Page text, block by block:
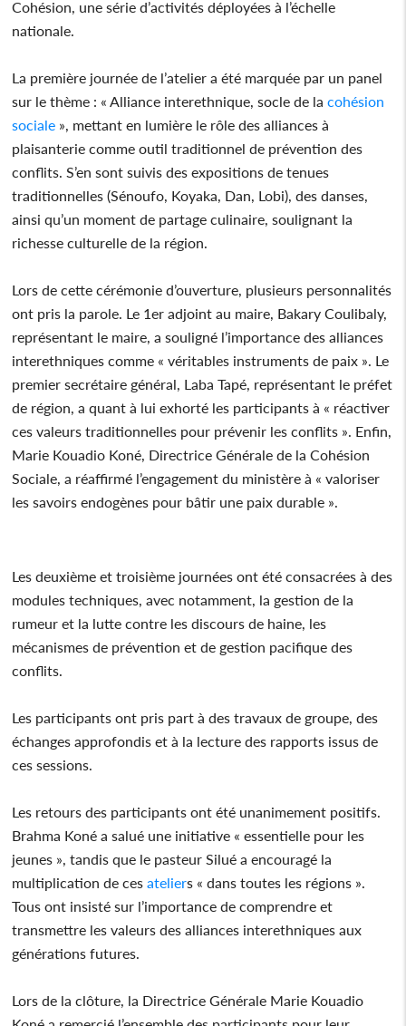
Cohésion, une série d’activités déployées à l’échelle
nationale.
La première journée de l’atelier a été marquée par un panel
sur le thème : « Alliance interethnique, socle de la cohésion
sociale », mettant en lumière le rôle des alliances à
plaisanterie comme outil traditionnel de prévention des
conflits. S’en sont suivis des expositions de tenues
traditionnelles (Sénoufo, Koyaka, Dan, Lobi), des danses,
ainsi qu’un moment de partage culinaire, soulignant la
richesse culturelle de la région.
Lors de cette cérémonie d’ouverture, plusieurs personnalités
ont pris la parole. Le 1er adjoint au maire, Bakary Coulibaly,
représentant le maire, a souligné l’importance des alliances
interethniques comme « véritables instruments de paix ». Le
premier secrétaire général, Laba Tapé, représentant le préfet
de région, a quant à lui exhorté les participants à « réactiver
ces valeurs traditionnelles pour prévenir les conflits ». Enfin,
Marie Kouadio Koné, Directrice Générale de la Cohésion
Sociale, a réaffirmé l’engagement du ministère à « valoriser
les savoirs endogènes pour bâtir une paix durable ».
Les deuxième et troisième journées ont été consacrées à des
modules techniques, avec notamment, la gestion de la
rumeur et la lutte contre les discours de haine, les
mécanismes de prévention et de gestion pacifique des
conflits.
Les participants ont pris part à des travaux de groupe, des
échanges approfondis et à la lecture des rapports issus de
ces sessions.
Les retours des participants ont été unanimement positifs.
Brahma Koné a salué une initiative « essentielle pour les
jeunes », tandis que le pasteur Silué a encouragé la
multiplication de ces ateliers « dans toutes les régions ».
Tous ont insisté sur l’importance de comprendre et
transmettre les valeurs des alliances interethniques aux
générations futures.
Lors de la clôture, la Directrice Générale Marie Kouadio